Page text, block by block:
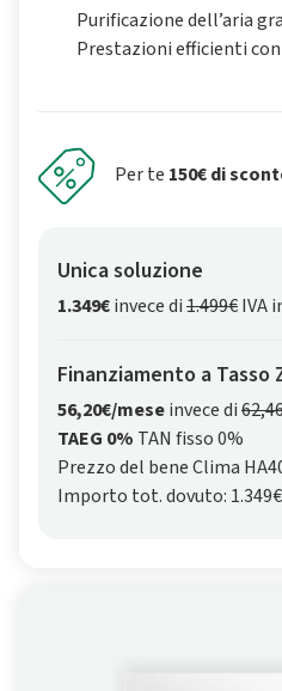
Purificazione dell’aria
Prestazioni efficienti
Per te 150€ di
Unica soluzione
1.349€invece di1.499€IVA
Finanziamento a Tasso
56,20€/meseinvece di
TAEG 0% TAN fisso 0%
Prezzo del bene Clima
Importo tot. dovuto: